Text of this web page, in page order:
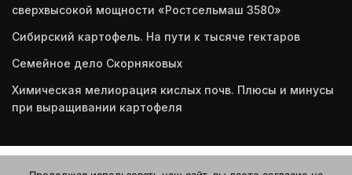
сверхвысокой мощности «Ростсельмаш 3580»
Сибирский картофель. На пути к тысяче гектаров
Семейное дело Скорняковых
Химическая мелиорация кислых почв. Плюсы и минусы
при выращивании картофеля